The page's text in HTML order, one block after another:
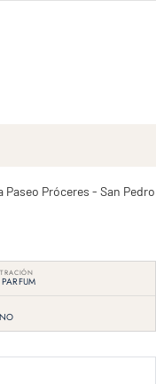
Próceres - San Pedro